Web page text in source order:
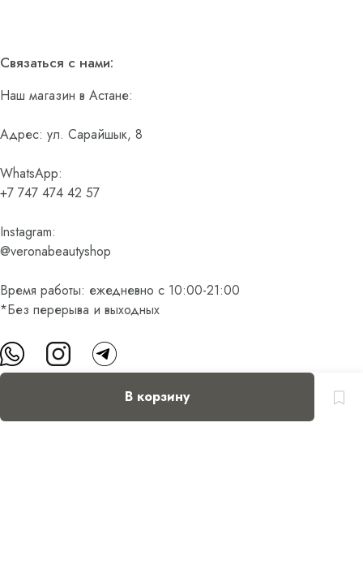
В корзину
Связаться с нами:
Наш магазин в Астане:
Адрес: ул. Сарайшык, 8
WhatsApp:
+7 747 474 42 57
Instagram:
@veronabeautyshop
Время работы: ежедневно с 10:00-21:00
*Без перерыва и выходных
Доставка и оплата